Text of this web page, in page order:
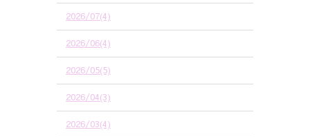
2026/07(4)
2026/06(4)
2026/05(5)
2026/04(3)
2026/03(4)